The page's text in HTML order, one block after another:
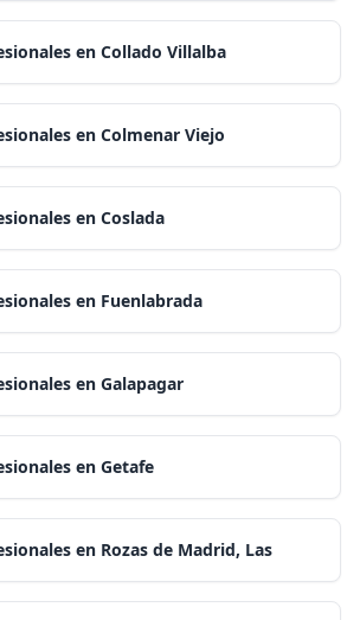
en Collado Villalba
en Colmenar Viejo
en Coslada
en Fuenlabrada
en Galapagar
en Getafe
en Rozas de Madrid, Las